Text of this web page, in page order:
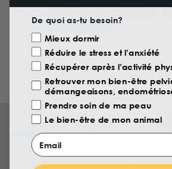
Extrait de racine
officinale
Testé en laboratoire
De quoi as-tu besoin?
Motivazione Visita
Mieux dormir
Réduire le stress et l’anxiété
Récupérer après l’activité
Retrouver mon bien-être
démangeaisons,
Prendre soin de ma peau
Le bien-être de mon animal
Email